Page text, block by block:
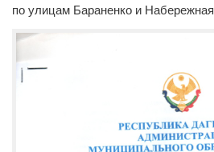
по улицам Бараненко и Набережная